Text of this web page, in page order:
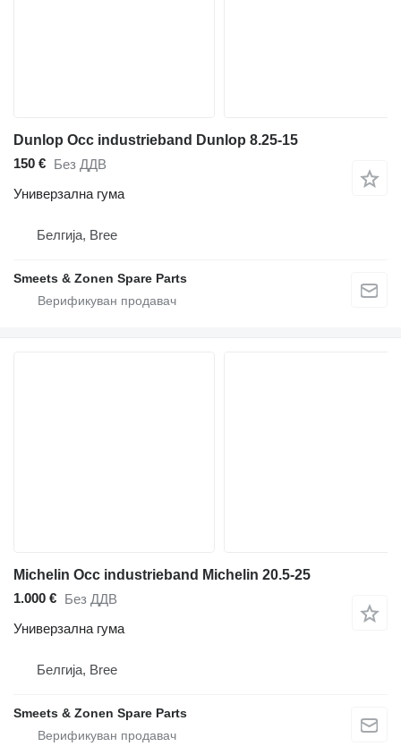
Dunlop Occ industrieband Dunlop 8.25-15
150 € Без ДДВ
Универзална гума
Белгија, Bree
Smeets & Zonen Spare Parts
Michelin Occ industrieband Michelin 20.5-25
1.000 € Без ДДВ
Универзална гума
Белгија, Bree
Smeets & Zonen Spare Parts